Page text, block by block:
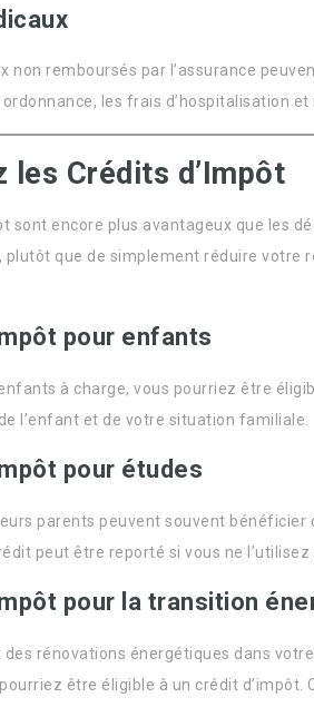
non remboursés par l’assurance
les frais d’hospitalisation
les Crédits d’Impôt
sont encore plus avantageux que les
plutôt que de simplement réduire votre
pour enfants
à charge, vous pourriez être
l’enfant et de votre situation familiale.
pour études
parents peuvent souvent bénéficier
peut être reporté si vous ne l’utilisez
pour la transition
rénovations énergétiques dans
être éligible à un crédit